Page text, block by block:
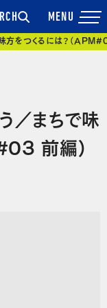
をつくるには？（
／まちで味
前編）